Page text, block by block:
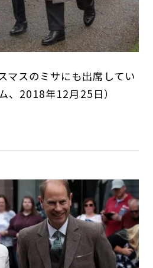
マスのミサにも出席してい
、2018年12月25日）